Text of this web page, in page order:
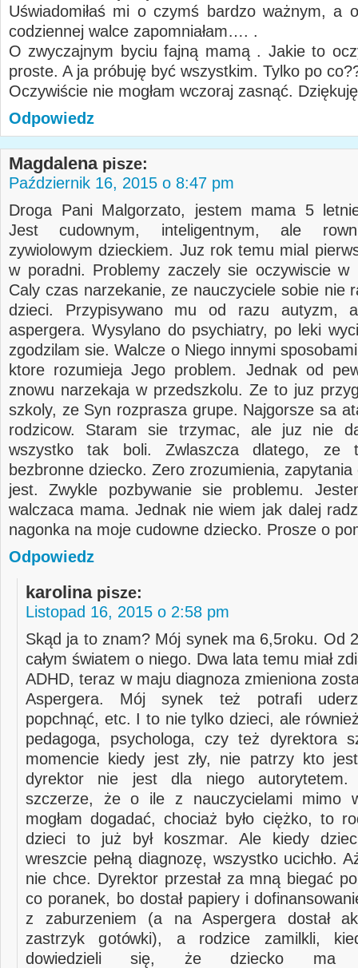
Uświadomiłaś mi o czymś bardzo ważnym, a
codziennej walce zapomniałam…. .
O zwyczajnym byciu fajną mamą . Jakie to
proste. A ja próbuję być wszystkim. Tylko po
Oczywiście nie mogłam wczoraj zasnąć.
Odpowiedz
Magdalena pisze:
Październik 16, 2015 o 8:47 pm
Droga Pani Malgorzato, jestem mama 5
Jest cudownym, inteligentnym, ale
zywiolowym dzieckiem. Juz rok temu mial
w poradni. Problemy zaczely sie oczywiscie w
Caly czas narzekanie, ze nauczyciele sobie nie
dzieci. Przypisywano mu od razu autyzm,
aspergera. Wysylano do psychiatry, po leki
zgodzilam sie. Walcze o Niego innymi
ktore rozumieja Jego problem. Jednak od
znowu narzekaja w przedszkolu. Ze to juz
szkoly, ze Syn rozprasza grupe. Najgorsze sa
rodzicow. Staram sie trzymac, ale juz nie
wszystko tak boli. Zwlaszcza dlatego, ze
bezbronne dziecko. Zero zrozumienia,
jest. Zwykle pozbywanie sie problemu.
walczaca mama. Jednak nie wiem jak dalej
nagonka na moje cudowne dziecko. Prosze o
Odpowiedz
karolina pisze:
Listopad 16, 2015 o 2:58 pm
Skąd ja to znam? Mój synek ma 6,5roku. Od
całym światem o niego. Dwa lata temu miał
ADHD, teraz w maju diagnoza zmieniona
Aspergera. Mój synek też potrafi
popchnąć, etc. I to nie tylko dzieci, ale
pedagoga, psychologa, czy też dyrektora
momencie kiedy jest zły, nie patrzy kto
dyrektor nie jest dla niego autorytetem.
szczerze, że o ile z nauczycielami mimo
mogłam dogadać, chociaż było ciężko, to
dzieci to już był koszmar. Ale kiedy
wreszcie pełną diagnozę, wszystko ucichło.
nie chce. Dyrektor przestał za mną biegać
co poranek, bo dostał papiery i
z zaburzeniem (a na Aspergera dostał
zastrzyk gotówki), a rodzice zamilkli,
dowiedzieli się, że dziecko ma